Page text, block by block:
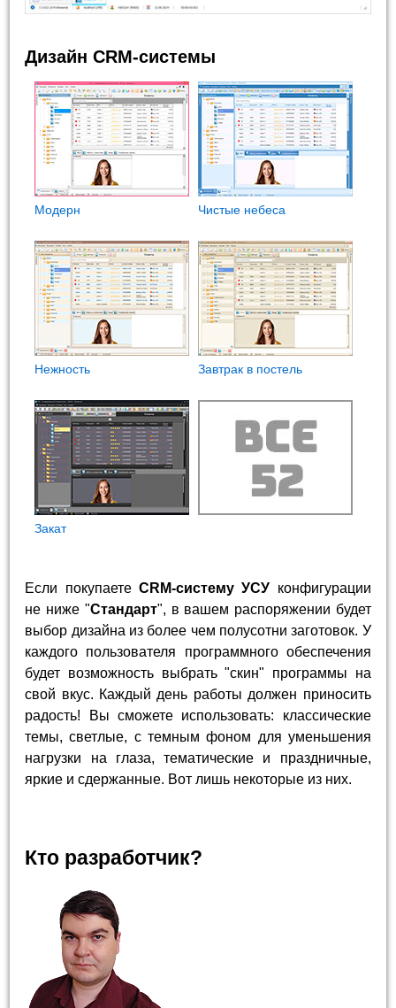
Дизайн CRM-системы
Модерн Чистые небеса
Нежность Завтрак в постель
Закат
Если покупаете CRM-систему УСУ конфигурации
не ниже "Стандарт", в вашем распоряжении будет
выбор дизайна из более чем полусотни заготовок. У
каждого пользователя программного обеспечения
будет возможность выбрать "скин" программы на
свой вкус. Каждый день работы должен приносить
радость! Вы сможете использовать: классические
темы, светлые, с темным фоном для уменьшения
нагрузки на глаза, тематические и праздничные,
яркие и сдержанные. Вот лишь некоторые из них.
Кто разработчик?